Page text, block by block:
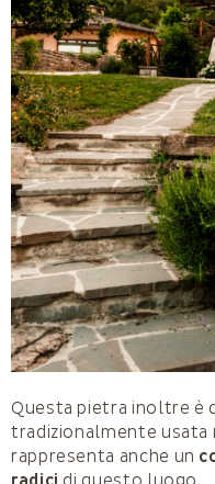
Questa pietra inoltre è
tradizionalmente usata
rappresenta anche un